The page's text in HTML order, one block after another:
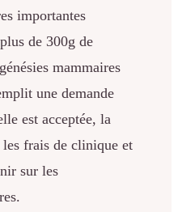
importantes
de 300g de
mammaires
une demande
est acceptée, la
frais de clinique et
sur les